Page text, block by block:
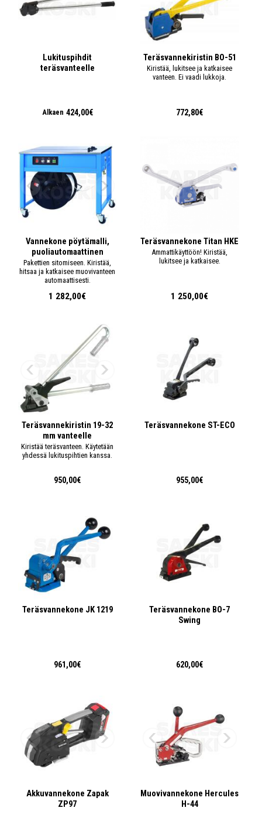
Lukituspihdit
teräsvanteelle
Alkaen 424,00€
Teräsvannekiristin BO-51
Kiristää, lukitsee ja katkaisee
vanteen. Ei vaadi lukkoja.
772,80€
Vannekone pöytämalli,
puoliautomaattinen
Pakettien sitomiseen. Kiristää,
hitsaa ja katkaisee muovivanteen
automaattisesti.
1 282,00€
Teräsvannekone Titan HKE
Ammattikäyttöön! Kiristää,
lukitsee ja katkaisee.
1 250,00€
Teräsvannekiristin 19-32
mm vanteelle
Kiristää teräsvanteen. Käytetään
yhdessä lukituspihtien kanssa.
950,00€
Teräsvannekone ST-ECO
955,00€
Teräsvannekone JK 1219
961,00€
Teräsvannekone BO-7
Swing
620,00€
Akkuvannekone Zapak
ZP97
Muovivannekone Hercules
H-44